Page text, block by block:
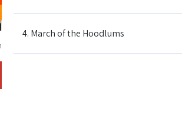
4. March of the Hoodlums